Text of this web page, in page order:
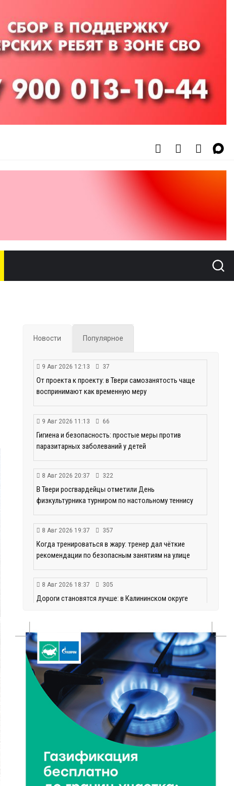
Новости Популярное
9 Авг 2026 12:13 37
От проекта к проекту: в Твери самозанятость чаще
воспринимают как временную меру
9 Авг 2026 11:13 66
Гигиена и безопасность: простые меры против
паразитарных заболеваний у детей
8 Авг 2026 20:37 322
В Твери росгвардейцы отметили День
физкультурника турниром по настольному теннису
8 Авг 2026 19:37 357
Когда тренироваться в жару: тренер дал чёткие
рекомендации по безопасным занятиям на улице
8 Авг 2026 18:37 305
Дороги становятся лучше: в Калининском округе
592
Защита с первых дней: почему так важна
вакцинация новорождённых
8 Авг 2026 17:17 518
Виталий Королев поздравил ветерана из Твери со
100-летием
20 гектаров под борщевиком: в Вышневолоцком
округе выявили нарушения на сельхозучастке